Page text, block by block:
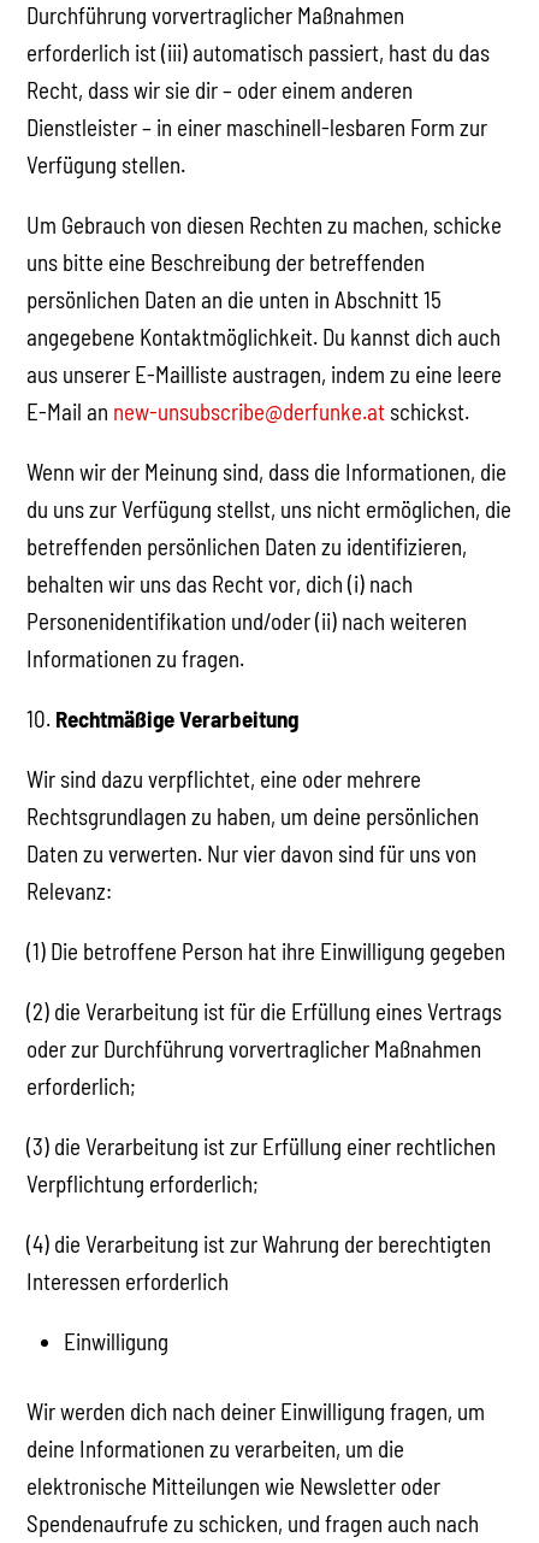
Durchführung vorvertraglicher Maßnahmen
erforderlich ist (iii) automatisch passiert, hast du das
Recht, dass wir sie dir – oder einem anderen
Dienstleister – in einer maschinell-lesbaren Form zur
Verfügung stellen.
Um Gebrauch von diesen Rechten zu machen, schicke
uns bitte eine Beschreibung der betreffenden
persönlichen Daten an die unten in Abschnitt 15
angegebene Kontaktmöglichkeit. Du kannst dich auch
aus unserer E-Mailliste austragen, indem zu eine leere
E-Mail an new-unsubscribe@derfunke.at schickst.
Wenn wir der Meinung sind, dass die Informationen, die
du uns zur Verfügung stellst, uns nicht ermöglichen, die
betreffenden persönlichen Daten zu identifizieren,
behalten wir uns das Recht vor, dich (i) nach
Personenidentifikation und/oder (ii) nach weiteren
Informationen zu fragen.
10. Rechtmäßige Verarbeitung
Wir sind dazu verpflichtet, eine oder mehrere
Rechtsgrundlagen zu haben, um deine persönlichen
Daten zu verwerten. Nur vier davon sind für uns von
Relevanz:
(1) Die betroffene Person hat ihre Einwilligung gegeben
(2) die Verarbeitung ist für die Erfüllung eines Vertrags
oder zur Durchführung vorvertraglicher Maßnahmen
erforderlich;
(3) die Verarbeitung ist zur Erfüllung einer rechtlichen
Verpflichtung erforderlich;
(4) die Verarbeitung ist zur Wahrung der berechtigten
Interessen erforderlich
Einwilligung
Wir werden dich nach deiner Einwilligung fragen, um
deine Informationen zu verarbeiten, um die
elektronische Mitteilungen wie Newsletter oder
Spendenaufrufe zu schicken, und fragen auch nach